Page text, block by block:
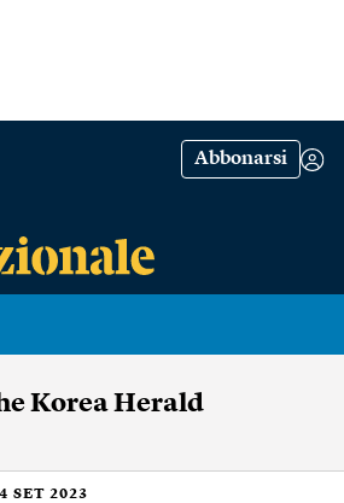
Abbonarsi
Korea Herald
SET 2023